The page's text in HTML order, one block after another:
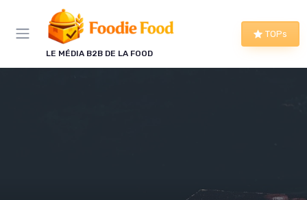
LE MÉDIA B2B DE LA FOOD
TOPs
Panneau de gestion des cookies